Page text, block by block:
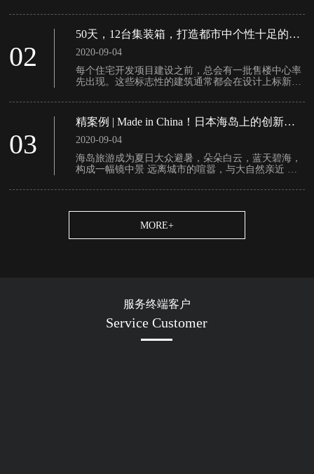
海亲朋 亲五湖友人 且吟且酌且同乐 回归***真自我
过真切的生活 此为民宿文化
02
50天，12台集装箱，打造都市中个性十足的售
2020-09-04
每个住宅开发项目建设之前，总会有一批售楼中心率
先出现。这些标志性的建筑通常都会在设计上标新立
买欲望......
03
精案例 | Made in China！日本海岛上的创新集
2020-09-04
海岛旅游成为夏日大众避暑，朵朵白云，蓝天碧海，
构成一幅镜中景 远离城市的喧嚣，与大自然亲近 得
的******旅游场所.....
MORE+
服务终端客户
Service Customer